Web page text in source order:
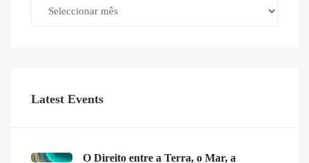
Latest Events
O Direito entre a Terra, o Mar, a